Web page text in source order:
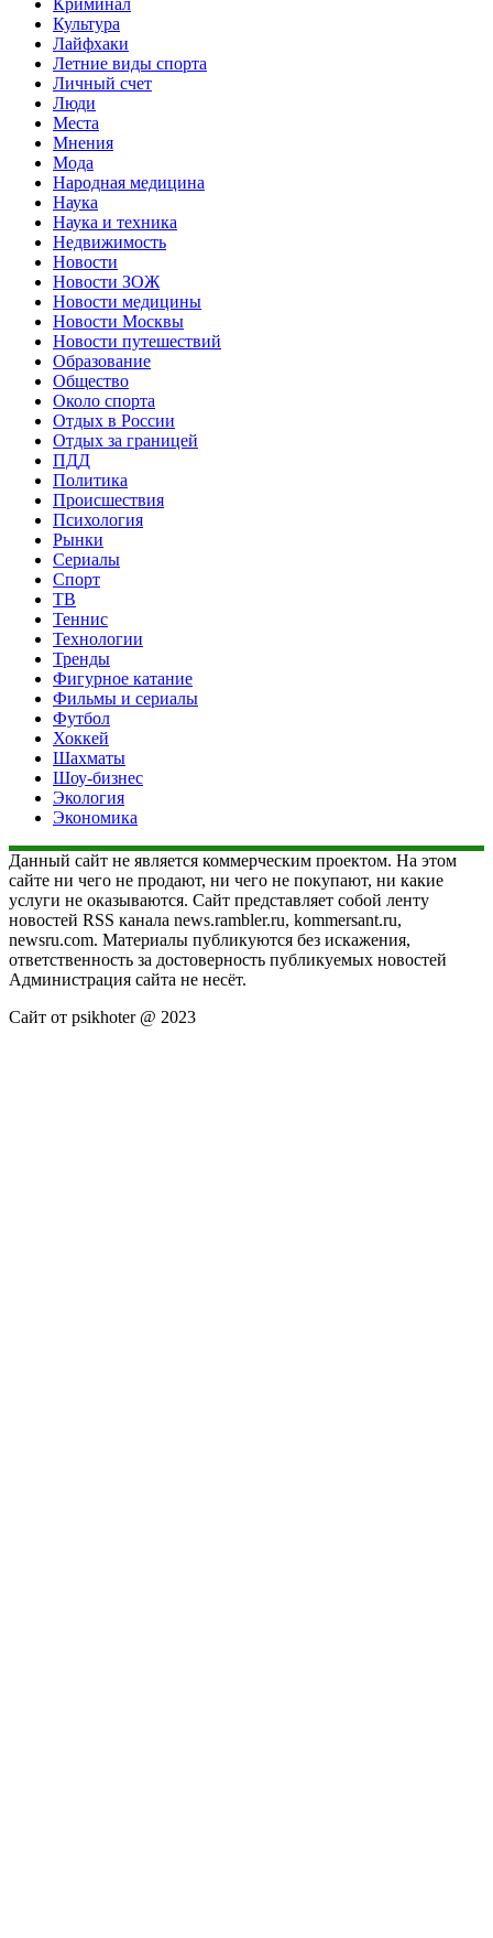
Криминал
Культура
Лайфхаки
Летние виды спорта
Личный счет
Люди
Места
Мнения
Мода
Народная медицина
Наука
Наука и техника
Недвижимость
Новости
Новости ЗОЖ
Новости медицины
Новости Москвы
Новости путешествий
Образование
Общество
Около спорта
Отдых в России
Отдых за границей
ПДД
Политика
Происшествия
Психология
Рынки
Сериалы
Спорт
ТВ
Теннис
Технологии
Тренды
Фигурное катание
Фильмы и сериалы
Футбол
Хоккей
Шахматы
Шоу-бизнес
Экология
Экономика
Данный сайт не является коммерческим проектом. На этом
сайте ни чего не продают, ни чего не покупают, ни какие
услуги не оказываются. Сайт представляет собой ленту
новостей RSS канала news.rambler.ru, kommersant.ru,
newsru.com. Материалы публикуются без искажения,
ответственность за достоверность публикуемых новостей
Администрация сайта не несёт.
Сайт от psikhoter @ 2023